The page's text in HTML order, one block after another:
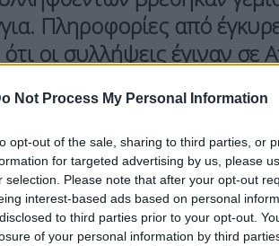
Not Process My Personal Information
opt-out of the sale, sharing to third parties, or
for targeted advertising by us, please
selection. Please note that after your opt-out
interest-based ads based on personal
to third parties prior to your opt-out.
of your personal information by third
Πληροφορίες από
οι συλλήψεις έγιναν σε
να φτάσουν στα ίχνη και στον
Δευτέρας λήστεψαν τράπεζα